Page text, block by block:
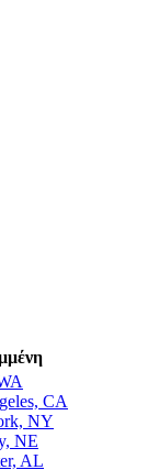
CA
NY
NE
AL